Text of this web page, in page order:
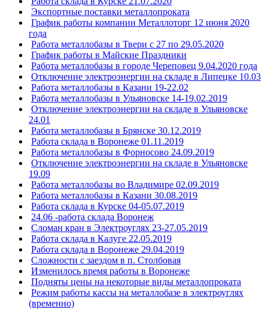
Экспортные поставки металлопроката
График работы компании Металлоторг 12 июня 2020
года
Работа металлобазы в Твери с 27 по 29.05.2020
График работы в Майские Праздники
Работа металлобазы в городе Череповец 9.04.2020 года
Отключение электроэнергии на складе в Липецке 10.03
Работа металлобазы в Казани 19-22.02
Работа металлобазы в Ульяновске 14-19.02.2019
Отключение электроэнергии на складе в Ульяновске
24.01
Работа металлобазы в Брянске 30.12.2019
Работа склада в Воронеже 01.11.2019
Работа металлобазы в Форносово 24.09.2019
Отключение электроэнергии на складе в Ульяновске
19.09
Работа металлобазы во Владимире 02.09.2019
Работа металлобазы в Казани 30.08.2019
Работа склада в Курске 04-05.07.2019
24.06 -работа склада Воронеж
Сломан кран в Электроуглях 23-27.05.2019
Работа склада в Калуге 22.05.2019
Работа склада в Воронеже 29.04.2019
Сложности с заездом в п. Столбовая
Изменилось время работы в Воронеже
Подняты цены на некоторые виды металлопроката
Режим работы кассы на металлобазе в электроуглях
(временно)